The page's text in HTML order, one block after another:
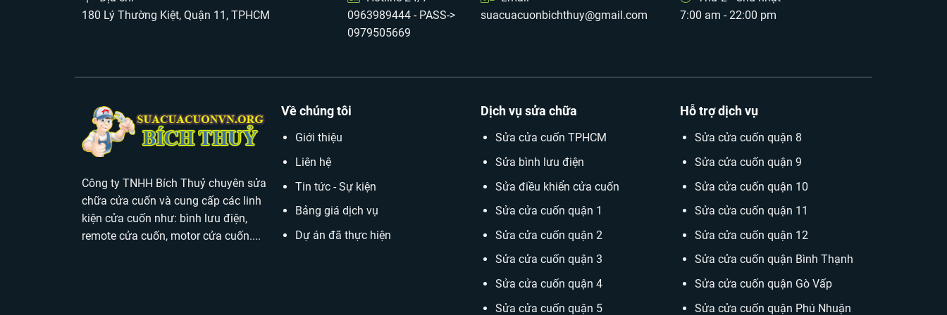
180 Lý Thường Kiệt, Quận 11, TPHCM
0963989444 - PASS->
0979505669
suacuacuonbichthuy@gmail.com
7:00 am - 22:00 pm
Công ty TNHH Bích Thuỷ chuyên sửa
chữa cửa cuốn và cung cấp các linh
kiện cửa cuốn như: bình lưu điện,
remote cửa cuốn, motor cửa cuốn....
Về chúng tôi
Giới thiệu
Liên hệ
Tin tức - Sự kiện
Bảng giá dịch vụ
Dự án đã thực hiện
Dịch vụ sửa chữa
Sửa cửa cuốn TPHCM
Sửa bình lưu điện
Sửa điều khiển cửa cuốn
Sửa cửa cuốn quận 1
Sửa cửa cuốn quận 2
Sửa cửa cuốn quận 3
Sửa cửa cuốn quận 4
Sửa cửa cuốn quận 5
Hỗ trợ dịch vụ
Sửa cửa cuốn quận 8
Sửa cửa cuốn quận 9
Sửa cửa cuốn quận 10
Sửa cửa cuốn quận 11
Sửa cửa cuốn quận 12
Sửa cửa cuốn quận Bình Thạnh
Sửa cửa cuốn quận Gò Vấp
Sửa cửa cuốn quận Phú Nhuận